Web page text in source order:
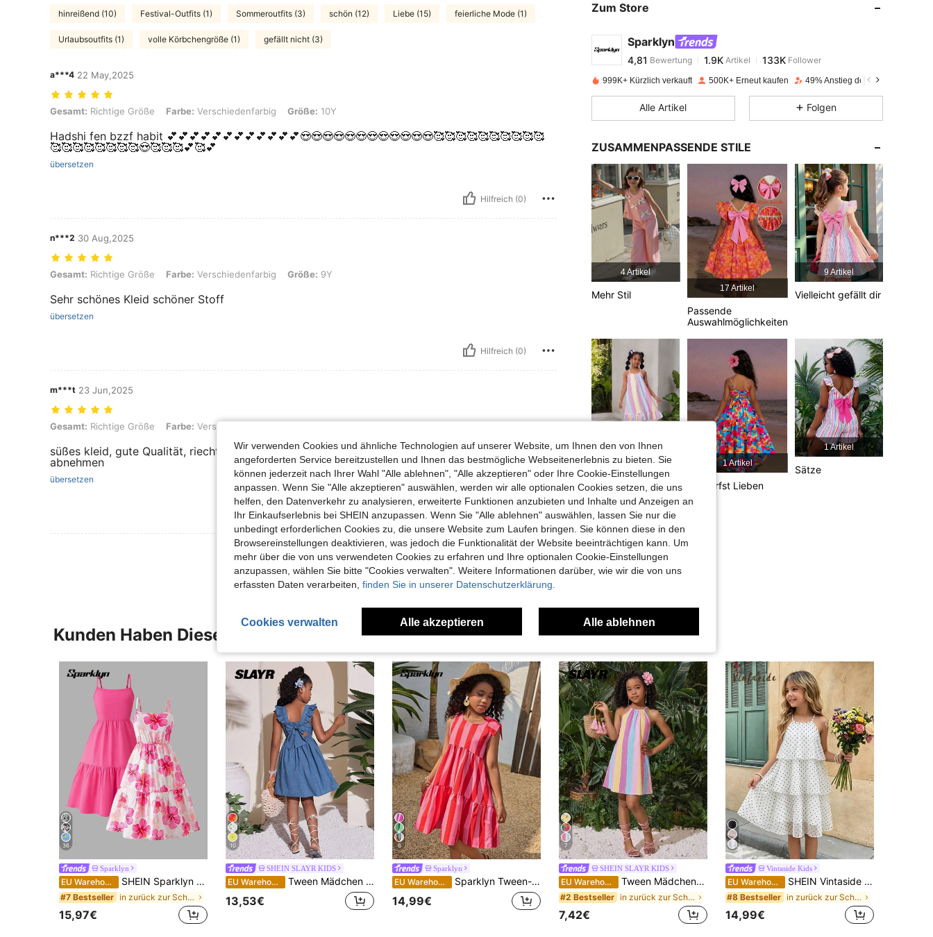
hinreißend (10) Festival-Outfits (1) Sommeroutfits (3) schön (12) Liebe (15) feierliche Mode (1)
Urlaubsoutfits (1) volle Körbchengröße (1) gefällt nicht (3)
a***4 22 May,2025
Gesamt: Richtige Größe, Farbe: Verschiedenfarbig, Größe: 10Y
Gesamt: Richtige Größe Farbe: Verschiedenfarbig Größe: 10Y
Hadshi fen bzzf habit 💕💕💕💕💕💕💕💕💕💕💕💕😍😍😍😍😍😍😍😍😍😍😍😍🥰🥰🥰🥰🥰🥰🥰🥰🥰🥰
🥰🥰🥰🥰🥰🥰🥰🥰😍🥰🥰🥰💕🥰💕
übersetzen
Hilfreich (0)
n***2 30 Aug,2025
Gesamt: Richtige Größe, Farbe: Verschiedenfarbig, Größe: 9Y
Gesamt: Richtige Größe Farbe: Verschiedenfarbig Größe: 9Y
Sehr schönes Kleid schöner Stoff
übersetzen
Hilfreich (0)
m***t 23 Jun,2025
Gesamt: Richtige Größe, Farbe: Verschiedenfarbig, Größe: 11Y
Gesamt: Richtige Größe Farbe: Verschiedenfarbig
süßes kleid, gute Qualität, riecht nicht, genau wie auf dem Bild, die schleife kann man
abnehmen
übersetzen
Hilfreich (0)
Mehr Bewertungen Ansehen
Zum Store
Sparklyn
4,81
4,81 Bewertung 1.9K
s***ebezahltVor 1 Tag
4,81 133K
4,81 1.9K 133K
4,81 1.9K 133K
4,81 1.9K 133K
4,81 1.9K 133K
999K+ Kürzlich verkauft 500K+ Erneut kaufen 49% Anstieg der Follower
Alle Artikel Folgen
ZUSAMMENPASSENDE STILE
4 Artikel
Mehr Stil
17 Artikel
Passende
Auswahlmöglichkeiten
9 Artikel
Vielleicht gefällt dir
6 Artikel
Das könnte Ihnen
auch gefallen
1 Artikel
Du Darfst Lieben
1 Artikel
Sätze
Kunden Haben Diese Artikel Auch Angeschaut
36
Sparklyn
EU Warehouse SHEIN Sparklyn Mädchen Sommerkleid Casual süß Träger Fustian Muster und klare Farbkombination Kleid geeignet für Outdoor-Urlaub, liebevoll, lässig, Sommer Essentials Mädchen Set
#7 Bestseller in zurück zur Schule Tween Mädchen Kleider
15,97€
10
SHEIN SLAYR KIDS
EU Warehouse Tween Mädchen Aquablau süßes Sommer Urlaubs Freizeitkleid, kurze Ärmel geraffte Taille Rücken Ausschnitt Schleife modisch vielseitig Party, Tween Mädchen
13,53€
6
Sparklyn
EU Warehouse Sparklyn Tween-Mädchen Urlaubs Lässig Kleid, rot gestreiftes Urlaubskleid mit Schleife Schulter Deko, abnehmbare Schleife. Elegantes Retro Muster Trägerkleid
14,99€
7
SHEIN SLAYR KIDS
EU Warehouse Tween Mädchen/Tween Mädchen süßes, buntes, gestreiftes Neckholder-Kleid mit engem Sitz, geeignet für Sommerurlaub, Strand, passende Schwester-Outfits
#2 Bestseller in zurück zur Schule Tween Mädchen Kleider
7,42€
Vintaside Kids
EU Warehouse SHEIN Vintaside Kids Mädchen Perlenchiffon Polka Punkt Mehrschichtiges Kuchen Kleid, geeignet für Sommerferien
#8 Bestseller in zurück zur Schule Tween Mädchen Kleider
14,99€
Wir verwenden Cookies und ähnliche Technologien auf unserer Website, um Ihnen den von Ihnen
angeforderten Service bereitzustellen und Ihnen das bestmögliche Webseitenerlebnis zu bieten. Sie
können jederzeit nach Ihrer Wahl "Alle ablehnen", "Alle akzeptieren" oder Ihre Cookie-Einstellungen
anpassen. Wenn Sie "Alle akzeptieren" auswählen, werden wir alle optionalen Cookies setzen, die uns
helfen, den Datenverkehr zu analysieren, erweiterte Funktionen anzubieten und Inhalte und Anzeigen an
Ihr Einkaufserlebnis bei SHEIN anzupassen. Wenn Sie "Alle ablehnen" auswählen, lassen Sie nur die
unbedingt erforderlichen Cookies zu, die unsere Website zum Laufen bringen. Sie können diese in den
Browsereinstellungen deaktivieren, was jedoch die Funktionalität der Website beeinträchtigen kann. Um
mehr über die von uns verwendeten Cookies zu erfahren und Ihre optionalen Cookie-Einstellungen
anzupassen, wählen Sie bitte "Cookies verwalten". Weitere Informationen darüber, wie wir die von uns
erfassten Daten verarbeiten, finden Sie in unserer Datenschutzerklärung.
Cookies verwalten Alle akzeptieren Alle ablehnen